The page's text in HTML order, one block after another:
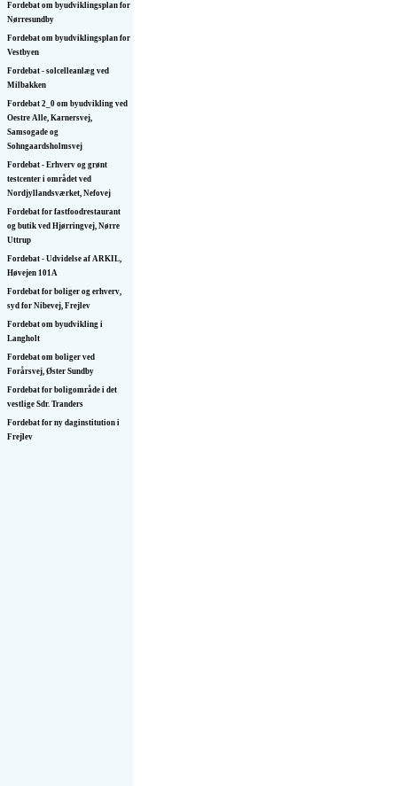
Fordebat om byudviklingsplan for
Nørresundby
Fordebat om byudviklingsplan for
Vestbyen
Fordebat - solcelleanlæg ved
Milbakken
Fordebat 2_0 om byudvikling ved
Oestre Alle, Karnersvej,
Samsogade og
Sohngaardsholmsvej
Fordebat - Erhverv og grønt
testcenter i området ved
Nordjyllandsværket, Nefovej
Fordebat for fastfoodrestaurant
og butik ved Hjørringvej, Nørre
Uttrup
Fordebat - Udvidelse af ARKIL,
Høvejen 101A
Fordebat for boliger og erhverv,
syd for Nibevej, Frejlev
Fordebat om byudvikling i
Langholt
Fordebat om boliger ved
Forårsvej, Øster Sundby
Fordebat for boligområde i det
vestlige Sdr. Tranders
Fordebat for ny daginstitution i
Frejlev